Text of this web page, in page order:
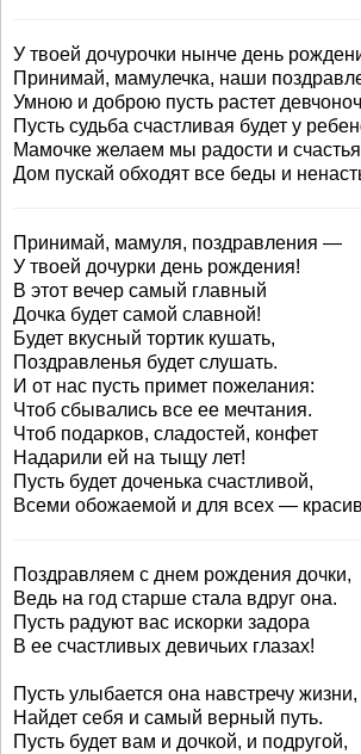
У твоей дочурочки нынче день
Принимай, мамулечка, наши
Умною и доброю пусть растет
Пусть судьба счастливая будет у
Мамочке желаем мы радости и
Дом пускай обходят все беды и
Принимай, мамуля, поздравления —
У твоей дочурки день рождения!
В этот вечер самый главный
Дочка будет самой славной!
Будет вкусный тортик кушать,
Поздравленья будет слушать.
И от нас пусть примет пожелания:
Чтоб сбывались все ее мечтания.
Чтоб подарков, сладостей, конфет
Надарили ей на тыщу лет!
Пусть будет доченька счастливой,
Всеми обожаемой и для всех —
Поздравляем с днем рождения дочки,
Ведь на год старше стала вдруг она.
Пусть радуют вас искорки задора
В ее счастливых девичьих глазах!
Пусть улыбается она навстречу жизни,
Найдет себя и самый верный путь.
Пусть будет вам и дочкой, и подругой,